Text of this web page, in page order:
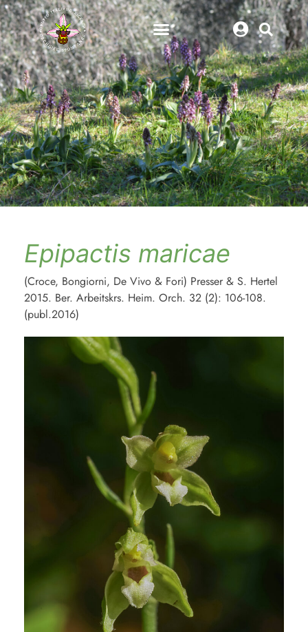
Epipactis maricae
(Croce, Bongiorni, De Vivo & Fori) Presser & S. Hertel
2015. Ber. Arbeitskrs. Heim. Orch. 32 (2): 106-108.
(publ.2016)